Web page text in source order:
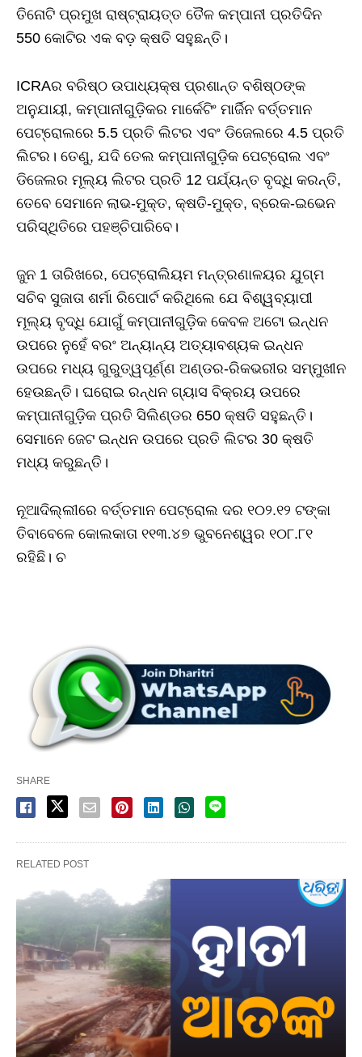
ତିନୋଟି ପ୍ରମୁଖ ରାଷ୍ଟ୍ରାୟତ୍ତ ତୈଳ କମ୍ପାନୀ ପ୍ରତିଦିନ
550 କୋଟିର ଏକ ବଡ଼ କ୍ଷତି ସହୁଛନ୍ତି।
ICRAର ବରିଷ୍ଠ ଉପାଧ୍ୟକ୍ଷ ପ୍ରଶାନ୍ତ ବଶିଷ୍ଠଙ୍କ
ଅନୁଯାୟୀ, କମ୍ପାନୀଗୁଡ଼ିକର ମାର୍କେଟିଂ ମାର୍ଜିନ ବର୍ତ୍ତମାନ
ପେଟ୍ରୋଲରେ 5.5 ପ୍ରତି ଲିଟର ଏବଂ ଡିଜେଲରେ 4.5 ପ୍ରତି
ଲିଟର। ତେଣୁ, ଯଦି ତେଲ କମ୍ପାନୀଗୁଡ଼ିକ ପେଟ୍ରୋଲ ଏବଂ
ଡିଜେଲର ମୂଲ୍ୟ ଲିଟର ପ୍ରତି 12 ପର୍ଯ୍ୟନ୍ତ ବୃଦ୍ଧି କରନ୍ତି,
ତେବେ ସେମାନେ ଲାଭ-ମୁକ୍ତ, କ୍ଷତି-ମୁକ୍ତ, ବ୍ରେକ-ଇଭେନ
ପରିସ୍ଥିତିରେ ପହଞ୍ଚିପାରିବେ।
ଜୁନ 1 ତାରିଖରେ, ପେଟ୍ରୋଲିୟମ ମନ୍ତ୍ରଣାଳୟର ଯୁଗ୍ମ
ସଚିବ ସୁଜାତା ଶର୍ମା ରିପୋର୍ଟ କରିଥିଲେ ଯେ ବିଶ୍ୱବ୍ୟାପୀ
ମୂଲ୍ୟ ବୃଦ୍ଧି ଯୋଗୁଁ କମ୍ପାନୀଗୁଡ଼ିକ କେବଳ ଅଟୋ ଇନ୍ଧନ
ଉପରେ ନୁହେଁ ବରଂ ଅନ୍ୟାନ୍ୟ ଅତ୍ୟାବଶ୍ୟକ ଇନ୍ଧନ
ଉପରେ ମଧ୍ୟ ଗୁରୁତ୍ୱପୂର୍ଣ୍ଣ ଅଣ୍ଡର-ରିକଭରୀର ସମ୍ମୁଖୀନ
ହେଉଛନ୍ତି। ଘରୋଇ ରନ୍ଧନ ଗ୍ୟାସ ବିକ୍ରୟ ଉପରେ
କମ୍ପାନୀଗୁଡ଼ିକ ପ୍ରତି ସିଲିଣ୍ଡର 650 କ୍ଷତି ସହୁଛନ୍ତି।
ସେମାନେ ଜେଟ ଇନ୍ଧନ ଉପରେ ପ୍ରତି ଲିଟର 30 କ୍ଷତି
ମଧ୍ୟ କରୁଛନ୍ତି।
ନୂଆଦିଲ୍ଲୀରେ ବର୍ତ୍ତମାନ ପେଟ୍ରୋଲ ଦର ୧୦୨.୧୨ ଟଙ୍କା
ତିବାବେଳେ କୋଲକାତା ୧୧୩.୪୭ ଭୁବନେଶ୍ୱର ୧୦୮.୮୧
ରହିଛି। ଚ
SHARE
RELATED POST